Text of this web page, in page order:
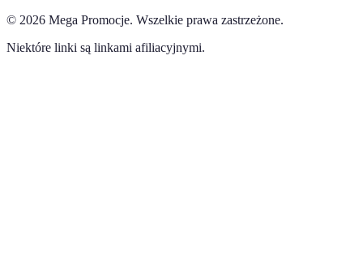
© 2026 Mega Promocje. Wszelkie prawa zastrzeżone.
Niektóre linki są linkami afiliacyjnymi.